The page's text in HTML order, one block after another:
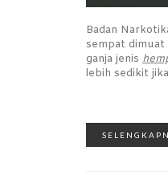
Badan
sempat dimuat
ganja jenis
lebih sedikit